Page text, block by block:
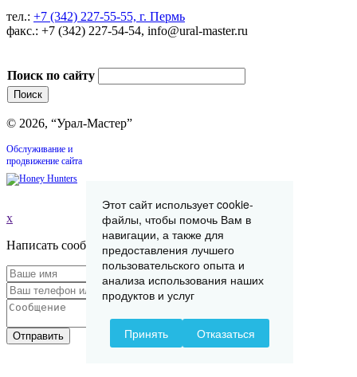
тел.: +7 (342) 227-55-55, г. Пермь
факс.: +7 (342) 227-54-54, info@ural-master.ru
Поиск по сайту
© 2026, “Урал-Мастер”
Обслуживание и
продвижение сайта
x
Написать сообщение
Отправить
Этот сайт использует cookie-
файлы, чтобы помочь Вам в
навигации, а также для
предоставления лучшего
пользовательского опыта и
анализа использования наших
продуктов и услуг
Принять Отказаться